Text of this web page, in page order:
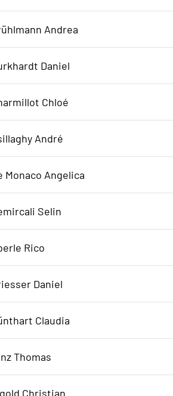
Andrea
Daniel
Chloé
André
Monaco Angelica
Selin
Rico
Daniel
Claudia
Thomas
Christian